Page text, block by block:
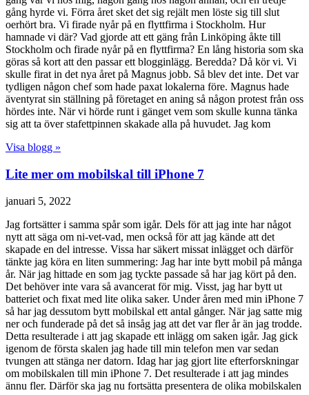
gång hyrde vi. Förra året sket det sig rejält men löste sig till slut
oerhört bra. Vi firade nyår på en flyttfirma i Stockholm. Hur
hamnade vi där? Vad gjorde att ett gäng från Linköping åkte till
Stockholm och firade nyår på en flyttfirma? En lång historia som ska
göras så kort att den passar ett blogginlägg. Beredda? Då kör vi. Vi
skulle firat in det nya året på Magnus jobb. Så blev det inte. Det var
tydligen någon chef som hade paxat lokalerna före. Magnus hade
äventyrat sin ställning på företaget en aning så någon protest från oss
hördes inte. När vi hörde runt i gänget vem som skulle kunna tänka
sig att ta över stafettpinnen skakade alla på huvudet. Jag kom
Visa blogg »
Lite mer om mobilskal till iPhone 7
januari 5, 2022
Jag fortsätter i samma spår som igår. Dels för att jag inte har något
nytt att säga om ni-vet-vad, men också för att jag kände att det
skapade en del intresse. Vissa har säkert missat inlägget och därför
tänkte jag köra en liten summering: Jag har inte bytt mobil på många
år. När jag hittade en som jag tyckte passade så har jag kört på den.
Det behöver inte vara så avancerat för mig. Visst, jag har bytt ut
batteriet och fixat med lite olika saker. Under åren med min iPhone 7
så har jag dessutom bytt mobilskal ett antal gånger. När jag satte mig
ner och funderade på det så insåg jag att det var fler år än jag trodde.
Detta resulterade i att jag skapade ett inlägg om saken igår. Jag gick
igenom de första skalen jag hade till min telefon men var sedan
tvungen att stänga ner datorn. Idag har jag gjort lite efterforskningar
om mobilskalen till min iPhone 7. Det resulterade i att jag mindes
ännu fler. Därför ska jag nu fortsätta presentera de olika mobilskalen